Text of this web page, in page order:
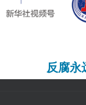
反腐永